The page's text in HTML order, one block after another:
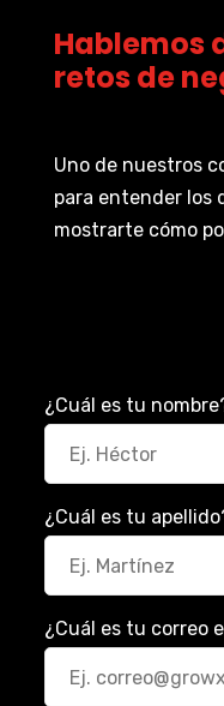
Hablemos
retos de
Uno de nuestros
para entender los
mostrarte cómo
¿Cuál es tu
¿Cuál es tu
¿Cuál es tu correo